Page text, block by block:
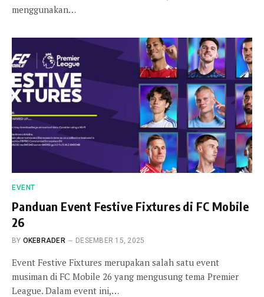
menggunakan…
EVENT
Panduan Event Festive Fixtures di FC Mobile
26
BY OKEBRADER DESEMBER 15, 2025
Event Festive Fixtures merupakan salah satu event
musiman di FC Mobile 26 yang mengusung tema Premier
League. Dalam event ini,…